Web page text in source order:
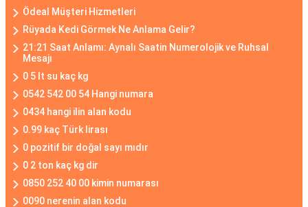
Ödeal Müşteri Hizmetleri
Rüyada Kedi Görmek Ne Anlama Gelir?
21:21 Saat Anlamı: Aynalı Saatin Numerolojik ve Ruhsal
Mesajı
0 5 lt su kaç kg
0542 542 00 54 Hangi numara
0434 hangi ilin alan kodu
0.99 kaç Türk lirası
0 pozitif bir doğal sayı mıdır
0 2 ton kaç kg dir
0850 252 40 00 kimin numarası
0090 nerenin alan kodu